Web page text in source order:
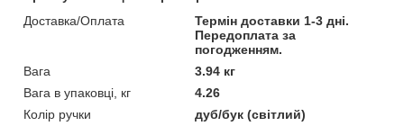
Доставка/Оплата
Термін доставки 1-3 дні.
Передоплата за
погодженням.
Вага
3.94 кг
Вага в упаковці, кг
4.26
Колір ручки
дуб/бук (світлий)